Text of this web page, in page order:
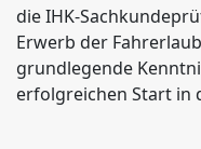
die IHK-
Erwerb der
grundlegende
erfolgreichen Start in